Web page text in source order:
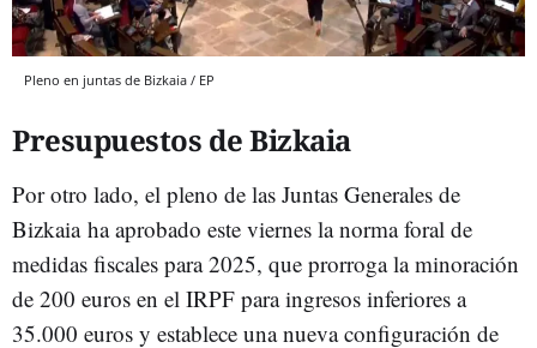
Pleno en juntas de Bizkaia / EP
Presupuestos de Bizkaia
Por otro lado, el pleno de las Juntas Generales de
Bizkaiaha aprobado este viernes la norma foral de
medidas fiscales para 2025, que prorroga la minoración
de 200 euros en el IRPF para ingresos inferiores a
35.000 euros y establece una nueva configuración de